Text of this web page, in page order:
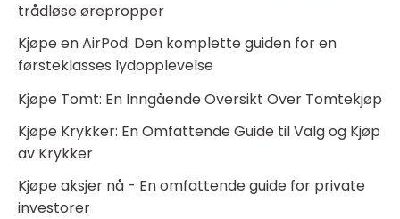
trådløse ørepropper
Kjøpe en AirPod: Den komplette guiden for en
førsteklasses lydopplevelse
Kjøpe Tomt: En Inngående Oversikt Over Tomtekjøp
Kjøpe Krykker: En Omfattende Guide til Valg og Kjøp
av Krykker
Kjøpe aksjer nå - En omfattende guide for private
investorer